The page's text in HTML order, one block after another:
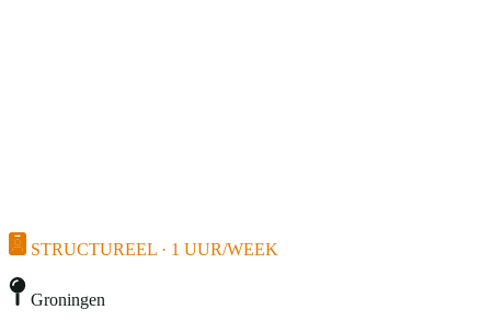
STRUCTUREEL · 1 UUR/WEEK
Groningen